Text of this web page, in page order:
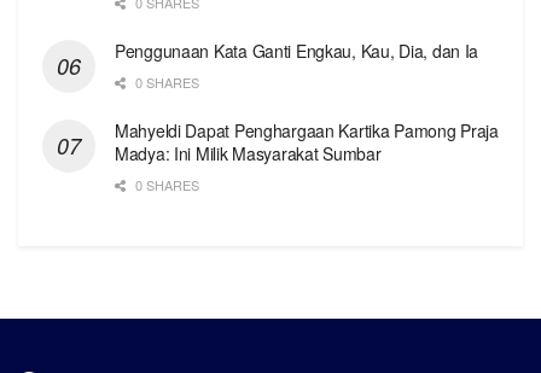
Penggunaan Kata Ganti Engkau, Kau, Dia, dan Ia
0 SHARES
Mahyeldi Dapat Penghargaan Kartika Pamong Praja
Madya: Ini Milik Masyarakat Sumbar
0 SHARES